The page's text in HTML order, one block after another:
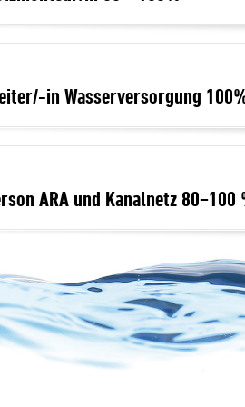
in Wasserversorgung
ARA und Kanalnetz 80−100